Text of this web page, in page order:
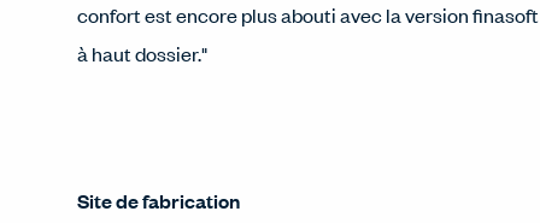
confort est encore plus abouti avec la version finasoft
à haut dossier."
Site de fabrication